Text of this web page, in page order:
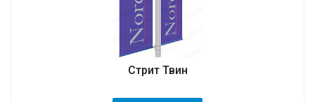
Стрит Твин